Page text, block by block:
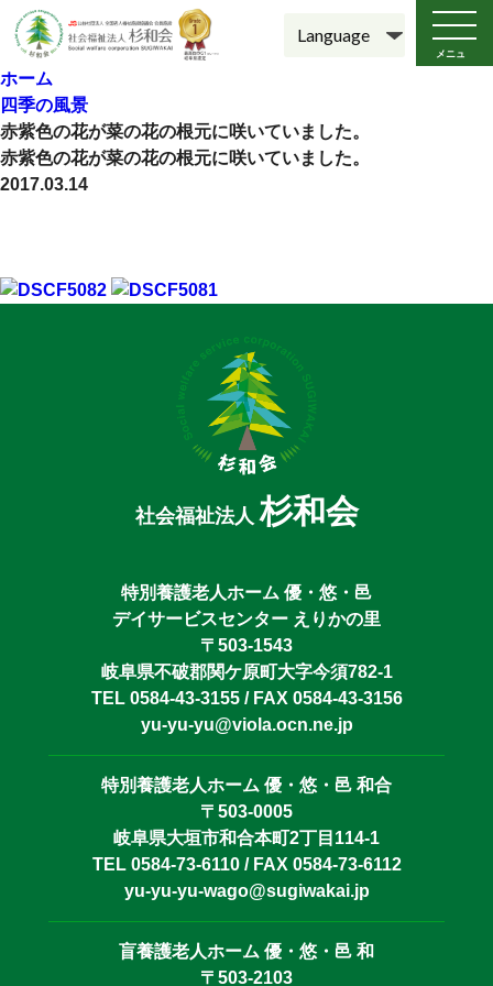
メニュ
ー
ホーム
四季の風景
赤紫色の花が菜の花の根元に咲いていました。
赤紫色の花が菜の花の根元に咲いていました。
2017.03.14
社会福祉法人杉和会
特別養護老人ホーム 優・悠・邑
デイサービスセンター えりかの里
〒503-1543
岐阜県不破郡関ケ原町大字今須782-1
TEL 0584-43-3155 / FAX 0584-43-3156
yu-yu-yu@viola.ocn.ne.jp
特別養護老人ホーム 優・悠・邑 和合
〒503-0005
岐阜県大垣市和合本町2丁目114-1
TEL 0584-73-6110 / FAX 0584-73-6112
yu-yu-yu-wago@sugiwakai.jp
盲養護老人ホーム 優・悠・邑 和
〒503-2103